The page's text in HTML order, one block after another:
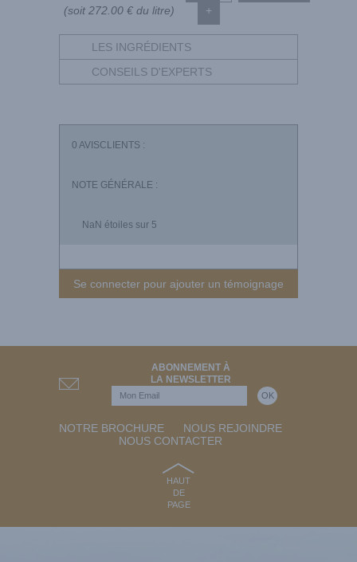
(soit 272.00 € du litre)
+
LES INGRÉDIENTS
CONSEILS D'EXPERTS
0 AVISCLIENTS :
NOTE GÉNÉRALE :
NaN étoiles sur 5
Se connecter pour ajouter un témoignage
ABONNEMENT À
LA NEWSLETTER
NOTRE BROCHURE
NOUS REJOINDRE
NOUS CONTACTER
HAUT
DE
PAGE